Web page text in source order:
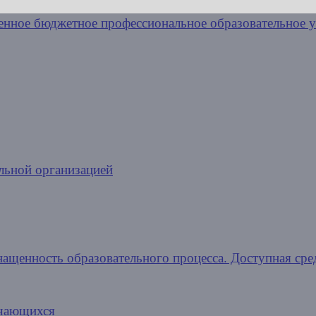
организацией
образовательного процесса. Доступная